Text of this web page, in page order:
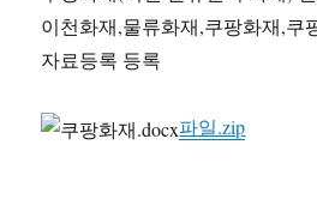
이천화재,물류화재,쿠팡화재,쿠
자료등록 등록
파일.zip